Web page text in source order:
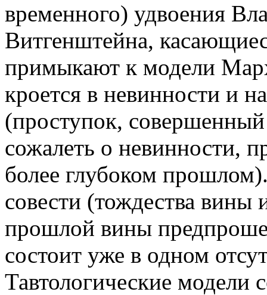
временного) удвоения
Витгенштейна,
примыкают к модели
кроется в невинности и
(проступок,
сожалеть о невинности,
более глубоком
совести (тождества вины
прошлой вины
состоит уже в одном
Тавтологические модели